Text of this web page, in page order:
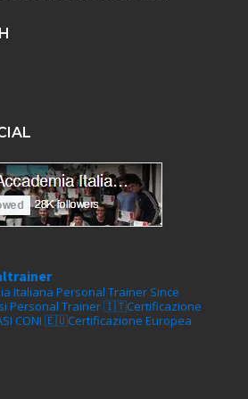
Italiana Personal Trainer Since
Personal Trainer🇮🇹Certificazione
CONI 🇪🇺Certificazione Europea